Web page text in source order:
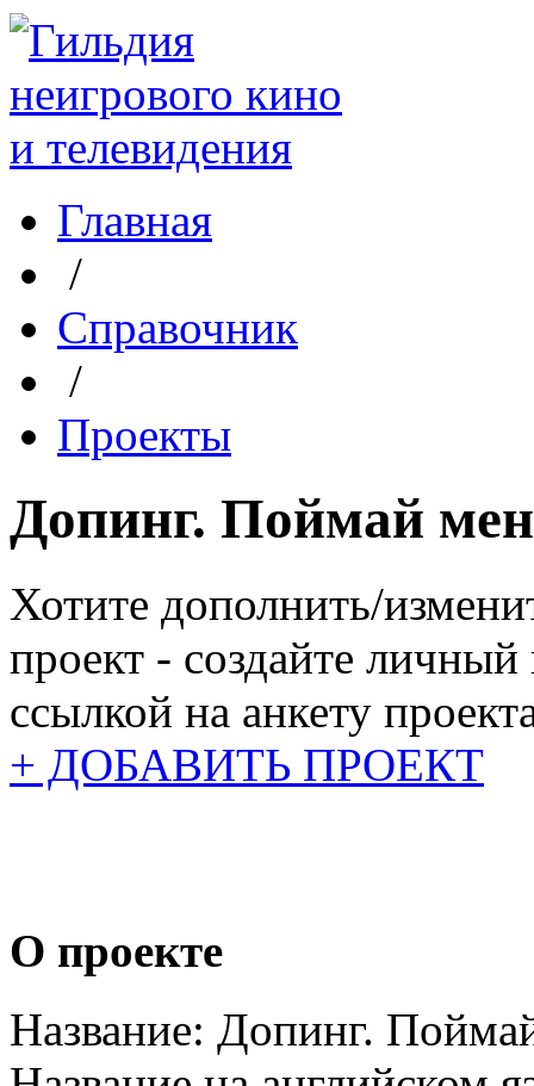
Главная
/
Справочник
/
Проекты
Допинг. Поймай
Хотите дополнить/
проект - создайте
ссылкой на анкету
+ ДОБАВИТЬ ПРОЕКТ
О проекте
Название: Допинг.